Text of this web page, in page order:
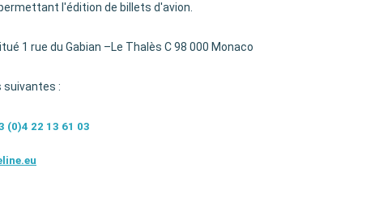
l'édition de billets d'avion.
1 rue du Gabian –Le Thalès C 98 000 Monaco
suivantes :
(0)4 22 13 61 03